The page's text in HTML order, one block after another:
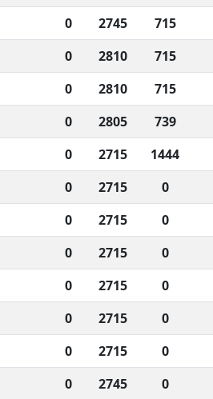
715
2745
0
715
2810
0
715
2810
0
739
2805
0
1444
2715
0
0
2715
0
0
2715
0
0
2715
0
0
2715
0
0
2715
0
0
2715
0
0
2745
0